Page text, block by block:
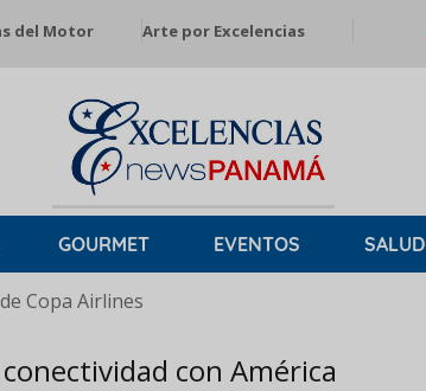
del Motor Arte por Excelencias
GOURMET EVENTOS SALUD
Copa Airlines
con América